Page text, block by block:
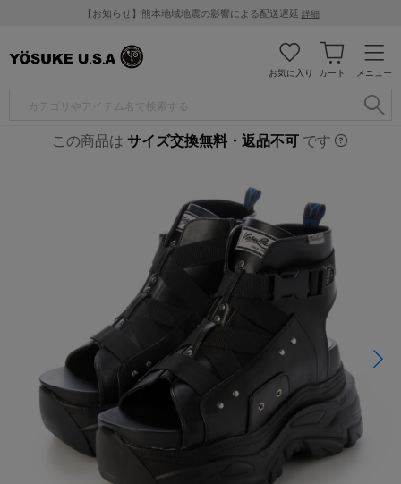
【お知らせ】熊本地域地震の影響による配送遅延 詳細
メニュー
カート
お気に入り
この商品は サイズ交換無料・返品不可 です